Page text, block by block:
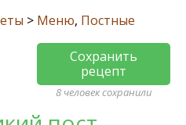
> Меню, Постные
Сохранить
рецепт
8 человек сохранили